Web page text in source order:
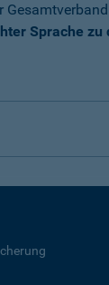
Sprache zu